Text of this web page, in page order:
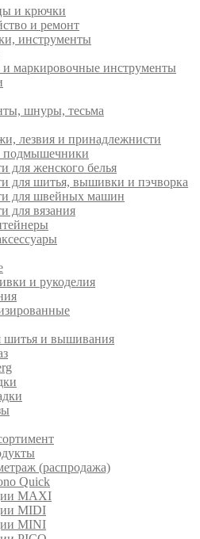
и крючки
и ремонт
инструменты
маркировочные инструменты
шнуры, тесьма
лезвия и принадлежнисти
подмышечники
для женского белья
для шитья, вышивки и пэчворка
для швейных машин
для вязания
и рукоделия
шитья и вышивания
(распродажа)
Quick
MAXI
MIDI
MINI